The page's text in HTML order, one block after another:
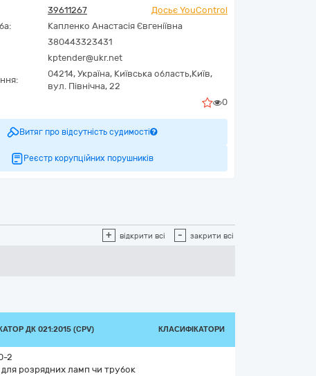
39611267
Досьє YouControl
Капленко Анастасія Євгеніївна
380443323431
kptender@ukr.net
04214, Україна, Київська область,Київ,
вул. Північна, 22
0
Витяг про відсутність судимості
Реєстр корупційних порушників
+ відкрити всі - закрити всі
ДК 021:2015 (CPV) КЛАСИФІКАТОРИ
2
для розрядних ламп чи трубок